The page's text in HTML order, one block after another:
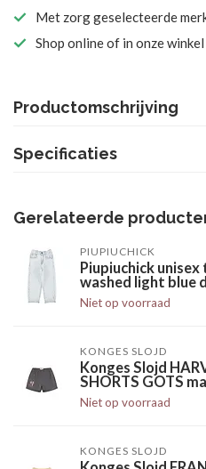
Met zorg geselecteerde
Shop online of in onze winkel
Productomschrijving
Specificaties
Gerelateerde
PIUPIUCHICK
Piupiuchick unisex
washed light blue
Niet op voorraad
KONGES SLOJD
Konges Slojd
SHORTS GOTS
Niet op voorraad
KONGES SLOJD